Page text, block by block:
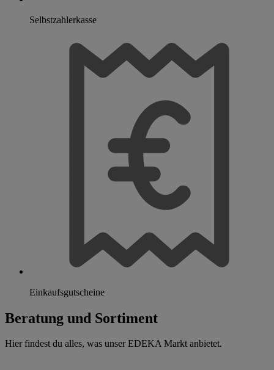
Selbstzahlerkasse
Einkaufsgutscheine
Beratung und Sortiment
Hier findest du alles, was unser EDEKA Markt anbietet.